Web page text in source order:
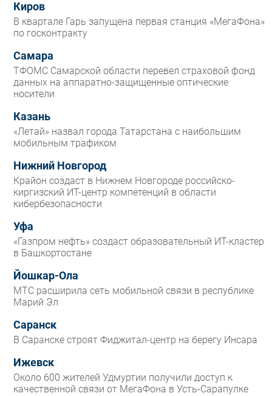
Киров
В квартале Гарь запущена первая станция «МегаФона»
по госконтракту
Самара
ТФОМС Самарской области перевел страховой фонд
данных на аппаратно-защищенные оптические
носители
Казань
«Летай» назвал города Татарстана с наибольшим
мобильным трафиком
Нижний Новгород
Крайон создаст в Нижнем Новгороде российско-
киргизский ИТ-центр компетенций в области
кибербезопасности
Уфа
«Газпром нефть» создаст образовательный ИТ-кластер
в Башкортостане
Йошкар-Ола
МТС расширила сеть мобильной связи в республике
Марий Эл
Саранск
В Саранске строят Фиджитал-центр на берегу Инсара
Ижевск
Около 600 жителей Удмуртии получили доступ к
качественной связи от МегаФона в Усть-Сарапулке